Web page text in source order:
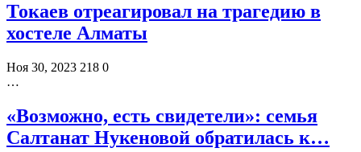
Токаев отреагировал на трагедию в
хостеле Алматы
Ноя 30, 2023 218 0
…
«Возможно, есть свидетели»: семья
Салтанат Нукеновой обратилась к…